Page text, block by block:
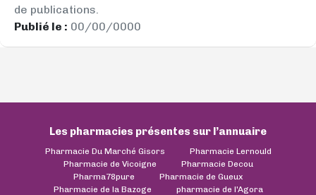
de publications.
Publié le : 00/00/0000
Les pharmacies présentes sur l’annuaire
Pharmacie Du Marché Gisors
Pharmacie Lernould
Pharmacie de Vicoigne
Pharmacie Decou
Pharma78pure
Pharmacie de Gueux
Pharmacie de la Bazoge
pharmacie de l'Agora